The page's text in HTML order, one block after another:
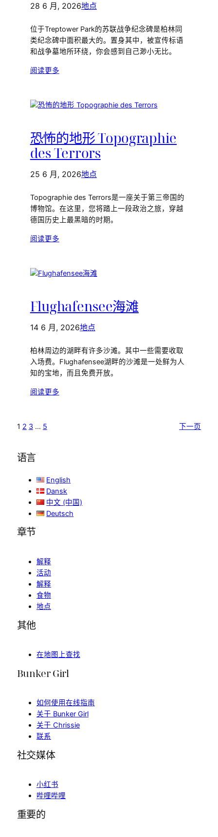
28 6 月, 2026地点
位于Treptower Park的苏联战争纪念碑是柏林同
类纪念碑中面积最大的。置身其中，被宣传标语
和战争墓地所环绕，你会感到自己渺小无比。
阅读更多
恐怖的地形 Topographie
des Terrors
25 6 月, 2026地点
Topographie des Terrors是一座关于第三帝国的
博物馆。在这里，您将踏上一段政治之旅，穿越
德国历史上最黑暗的时期。
阅读更多
Flughafensee海滩
14 6 月, 2026地点
柏林周边的湖畔有许多沙滩。其中一些需要收取
入场费。Flughafensee湖畔的沙滩是一处鲜为人
知的宝地，而且免费开放。
阅读更多
1 2 3 … 5 下一页
语言
English
Dansk
中文 (中国)
Deutsch
章节
解释
活动
解释
食物
地点
其他
在地图上查找
Bunker Girl
如何使用在线指南
关于 Bunker Girl
关于 Chrissie
联系
社交媒体
小红书
哔哩哔哩
重要的